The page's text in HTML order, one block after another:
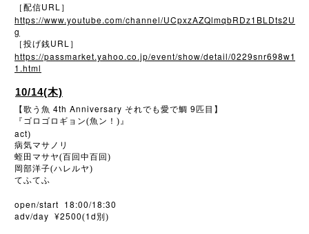
［配信URL ］
https://www.youtube.com/channel/UCpxzAZQlmqbRDz1BLDts2U
g
［投げ銭URL ］
https://passmarket.yahoo.co.jp/event/show/detail/0229snr698w1
1.html
10/14(木)
【歌う魚 4th Anniversary それでも愛で鯛 9 匹目】
『ゴロゴロギョン(魚ン！)』
act)
病気マサノリ
蛭田マサヤ(百回中百回)
岡部洋子(ハレルヤ)
てふてふ
open/start 18:00/18:30
adv/day ¥2500(1d 別)